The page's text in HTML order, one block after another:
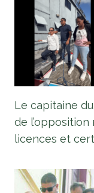
Le capitaine
de l’opposition
licences et